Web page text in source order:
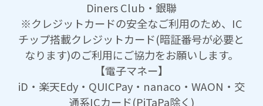
Diners Club・銀聯
※クレジットカードの安全なご利用のため、IC
チップ搭載クレジットカード(暗証番号が必要と
なります)のご利用にご協力をお願いします。
【電子マネー】
iD・楽天Edy・QUICPay・nanaco・WAON・交
通系ICカード(PiTaPa除く)